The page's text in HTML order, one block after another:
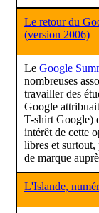
Le retour du
(version 2006)
Le Google
nombreuses
travailler des
Google
T-shirt Google)
intérêt de cette
libres et
de marque
L'Islande,